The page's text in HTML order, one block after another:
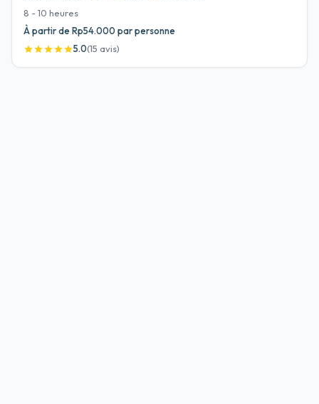
8 - 10 heures
À partir de Rp54.000 par personne
starstarstarstarstar5.0(15 avis)